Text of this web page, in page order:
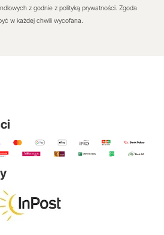
z godnie z polityką prywatności. Zgoda
w każdej chwili wycofana.